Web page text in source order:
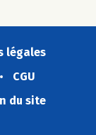
légales
CGU
du site